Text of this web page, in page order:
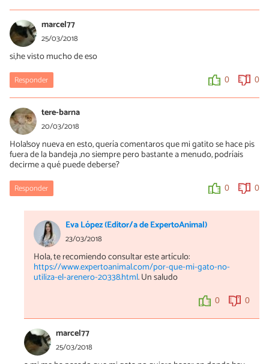
11/04/2018
Hola Karenl, podrías consultar con una asociación animalista
para que te ayuden a atraparlo, la mayoría de personas que
cuidan colonias de gatos disponen de jaulas "trampa" seguras.
0 0
marcel77
25/03/2018
si,he visto mucho de eso
Responder 0 0
tere-barna
20/03/2018
Hola!soy nueva en esto, quería comentaros que mi gatito se hace pis
fuera de la bandeja ,no siempre pero bastante a menudo, podríais
decirme a qué puede deberse?
Responder 0 0
Eva López (Editor/a de ExpertoAnimal)
23/03/2018
Hola, te recomiendo consultar este artículo:
https://www.expertoanimal.com/por-que-mi-gato-no-
utiliza-el-arenero-20338.html. Un saludo
0 0
marcel77
25/03/2018